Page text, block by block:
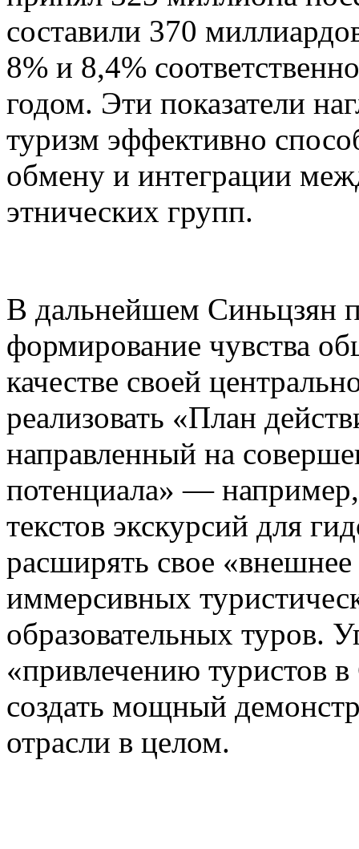
составили 370
8% и 8,4%
годом. Эти показатели
туризм эффективно
обмену и интеграции
этнических групп.
В дальнейшем Синьцзян
формирование чувства
качестве своей
реализовать «План
направленный на
потенциала» — например,
текстов экскурсий для
расширять свое «внешнее
иммерсивных
образовательных туров.
«привлечению туристов
создать мощный
отрасли в целом.